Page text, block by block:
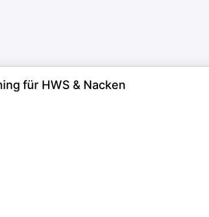
für HWS & Nacken